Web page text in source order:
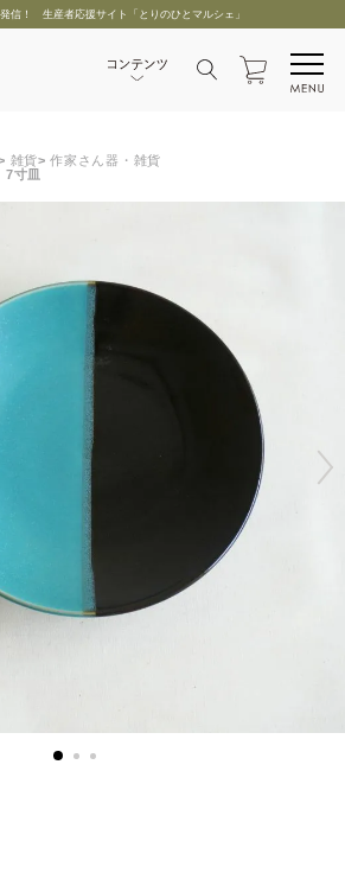
信！ 生産者応援サイト「とりのひとマルシェ」
雑貨
作家さん器・雑貨
寸皿